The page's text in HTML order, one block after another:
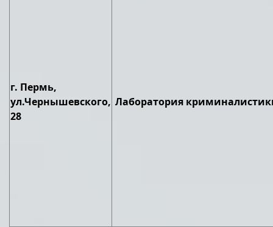
г. Пермь,
ул.Чернышевского,
28
Лаборатория